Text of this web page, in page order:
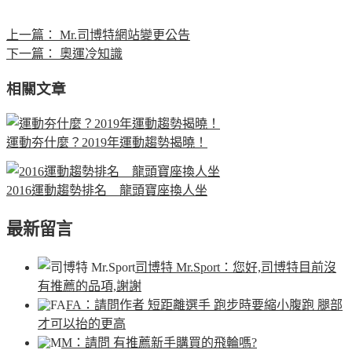
上一篇：
Mr.司博特網站變更公告
下一篇：
奧運冷知識
相關文章
運動夯什麼？2019年運動趨勢揭曉！
2016運動趨勢排名 龍頭寶座換人坐
最新留言
司博特 Mr.Sport ：您好,司博特目前沒
有推薦的品項,謝謝
FA ：請問作者 短距離選手 跑步時要縮小腹跑 腿部
才可以抬的更高
M ：請問 有推薦新手購買的飛輪嗎?